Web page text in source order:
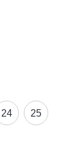
24 25